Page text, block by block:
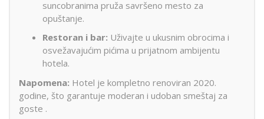
suncobranima pruža savršeno mesto za
opuštanje.
Restoran i bar: Uživajte u ukusnim obrocima i
osvežavajućim pićima u prijatnom ambijentu
hotela.
Napomena: Hotel je kompletno renoviran 2020.
godine, što garantuje moderan i udoban smeštaj za
goste .​